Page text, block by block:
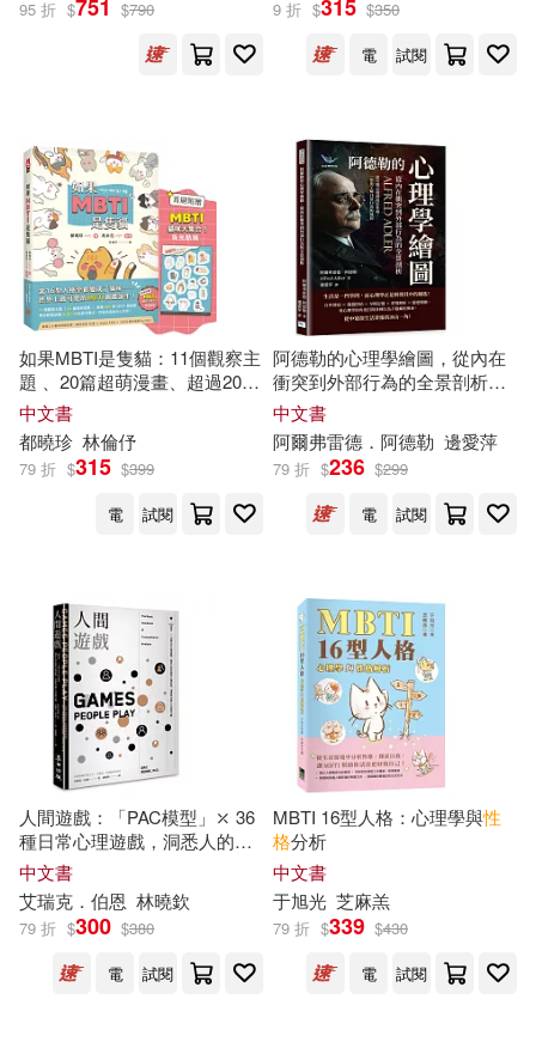
東奧會計在線(47)
理想·宅(47) 田英章(47)
全國衛生專業技術資格考試專家委
員會(46)
劉增利（主編）(46) 張海(46)
Iburo.(45) LEO(45)
小池直子(45) 蚵仔煎(45)
（美）傑克·倫敦(45)
中華書局編輯部(44)
李家友（主編）(44)
海潤陽光編繪(44)
吉林出版集團有限責任公司(290)
上海科學技術出版社(284)
聯經出版公司(284)
復旦大學出版社(282)
中國華僑出版社(277)
吉林美術出版社(277)
中央編譯出版社(274)
上海辭書出版社(270)
哈爾濱出版社(264)
東南大學出版社(263)
遼寧科學技術出版社(260)
中國青年出版社(258)
95 折 $751 $790 9 折 $315 $350
電
試閱
如果MBTI是隻貓：11個觀察主
題 、20篇超萌漫畫、超過200
張MBTI貓插畫，帶你輕鬆認識
16型人格的思考模式、
異與內心世界!
中文書
都曉珍 林倫伃
79 折 $315 $399
電
試閱
阿德勒的心理學繪圖，從內在
衝突到外部行為的全景剖析：
從早期記憶到成年
步了解日常行為的成因
中文書
阿爾弗雷德．阿德勒 邊愛萍
79 折 $236 $299
電
試閱
人間遊戲：「PAC模型」⤫ 36
種日常心理遊戲，洞悉人的性
格與心理狀態，迅速和各種人
有效地互動〈人際溝通分析之
父艾瑞克.伯恩經典著作〉
中文書
艾瑞克．伯恩 林曉欽
79 折 $300 $380
電
試閱
MBTI 16型人格：心理學與性
格分析
中文書
于旭光 芝麻羔
79 折 $339 $430
電
試閱